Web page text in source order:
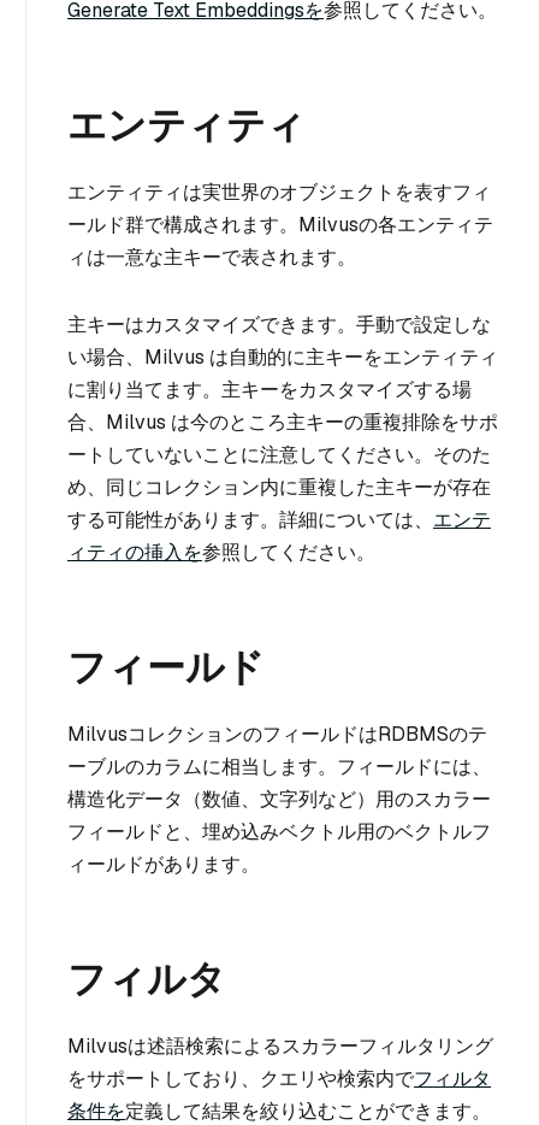
Generate Text Embeddingsを参照してください。
エンティティ
エンティティは実世界のオブジェクトを表すフィ
ールド群で構成されます。Milvusの各エンティテ
ィは一意な主キーで表されます。
主キーはカスタマイズできます。手動で設定しな
い場合、Milvus は自動的に主キーをエンティティ
に割り当てます。主キーをカスタマイズする場
合、Milvus は今のところ主キーの重複排除をサポ
ートしていないことに注意してください。そのた
め、同じコレクション内に重複した主キーが存在
する可能性があります。詳細については、 エンテ
ィティの挿入を参照してください。
フィールド
MilvusコレクションのフィールドはRDBMSのテ
ーブルのカラムに相当します。フィールドには、
構造化データ（数値、文字列など）用のスカラー
フィールドと、埋め込みベクトル用のベクトルフ
ィールドがあります。
フィルタ
Milvusは述語検索によるスカラーフィルタリング
をサポートしており、クエリや検索内でフィルタ
条件を定義して結果を絞り込むことができます。